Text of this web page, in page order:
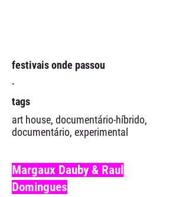
festivais onde passou
-
tags
art house, documentário-híbrido,
documentário, experimental
Margaux Dauby & Raul
Domingues